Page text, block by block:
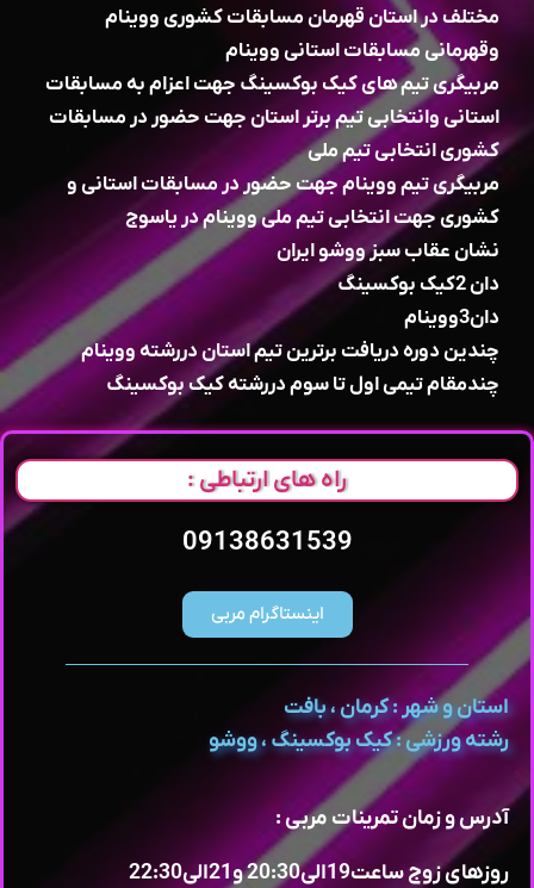
مختلف در استان قهرمان مسابقات کشوری ووینام
وقهرمانی مسابقات استانی ووینام
مربیگری تیم های کیک بوکسینگ جهت اعزام به مسابقات
استانی وانتخابی تیم برتر استان جهت حضور در مسابقات
کشوری انتخابی تیم ملی
مربیگری تیم ووینام جهت حضور در مسابقات استانی و
کشوری جهت انتخابی تیم ملی ووینام در یاسوج
نشان عقاب سبز ووشو ایران
دان 2کیک بوکسینگ
دان3ووینام
چندین دوره دریافت برترین تیم استان دررشته ووینام
چندمقام تیمی اول تا سوم دررشته کیک بوکسینگ
راه های ارتباطی :
09138631539
اینستاگرام مربی
استان و شهر : کرمان ، بافت
رشته ورزشی : کیک بوکسینگ ، ووشو
آدرس و زمان تمرینات مربی :
روزهای زوج ساعت19الی20:30 و21الی22:30